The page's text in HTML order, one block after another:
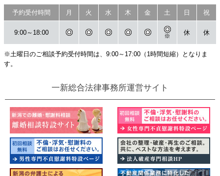
予約受付時間 月 火 水 木 金 土 日 祝
9:00～18:00 ※ 休 休
※土曜日のご相談予約受付時間は、9:00～17:00（1時間短縮）となりま
す。
一新総合法律事務所運営サイト